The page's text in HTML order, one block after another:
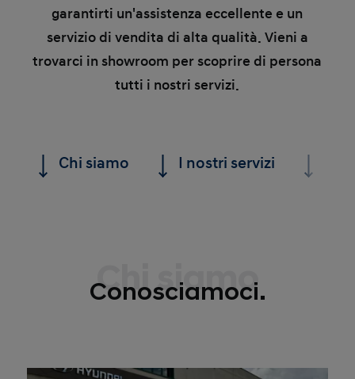
garantirti un'assistenza eccellente e un
servizio di vendita di alta qualità. Vieni a
trovarci in showroom per scoprire di persona
tutti i nostri servizi.
Chi siamo I nostri servizi
Chi siamo
Conosciamoci.